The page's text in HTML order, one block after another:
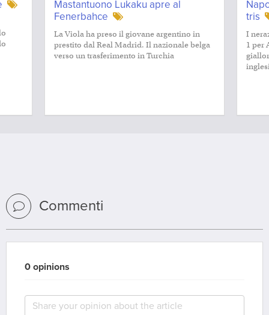
Mastantuono Lukaku apre al
Fenerbahce
La Viola ha preso il giovane argentino in
prestito dal Real Madrid. Il nazionale belga
verso un trasferimento in Turchia
tris
I
1 per
Commenti
0 opinions